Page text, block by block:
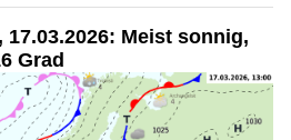
Meist sonnig,
Grad